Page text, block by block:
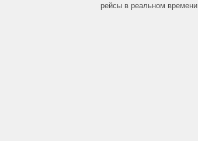
рейсы в реальном времени.